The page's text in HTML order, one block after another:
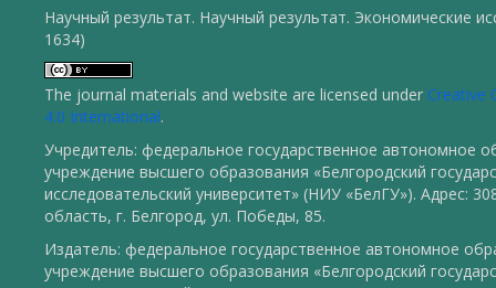
Научный результат. Научный результат. Экономические
1634)
The journal materials and website are licensed under Creative
4.0 International.
Учредитель: федеральное государственное автономное
учреждение высшего образования «Белгородский
исследовательский университет» (НИУ «БелГУ»). Адрес:
область, г. Белгород, ул. Победы, 85.
Издатель: федеральное государственное автономное
учреждение высшего образования «Белгородский